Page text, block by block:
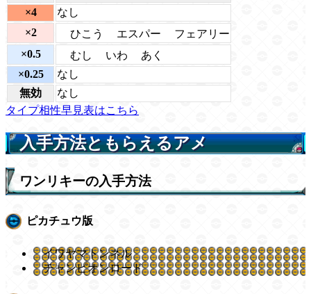
×4
なし
×2
ひこう エスパー
フェアリー
×0.5
むし いわ
あく
×0.25
なし
無効
なし
タイプ相性早見表はこちら
入手方法ともらえるアメ
ワンリキーの入手方法
ピカチュウ版
イワヤマトンネル
チャンピオンロード